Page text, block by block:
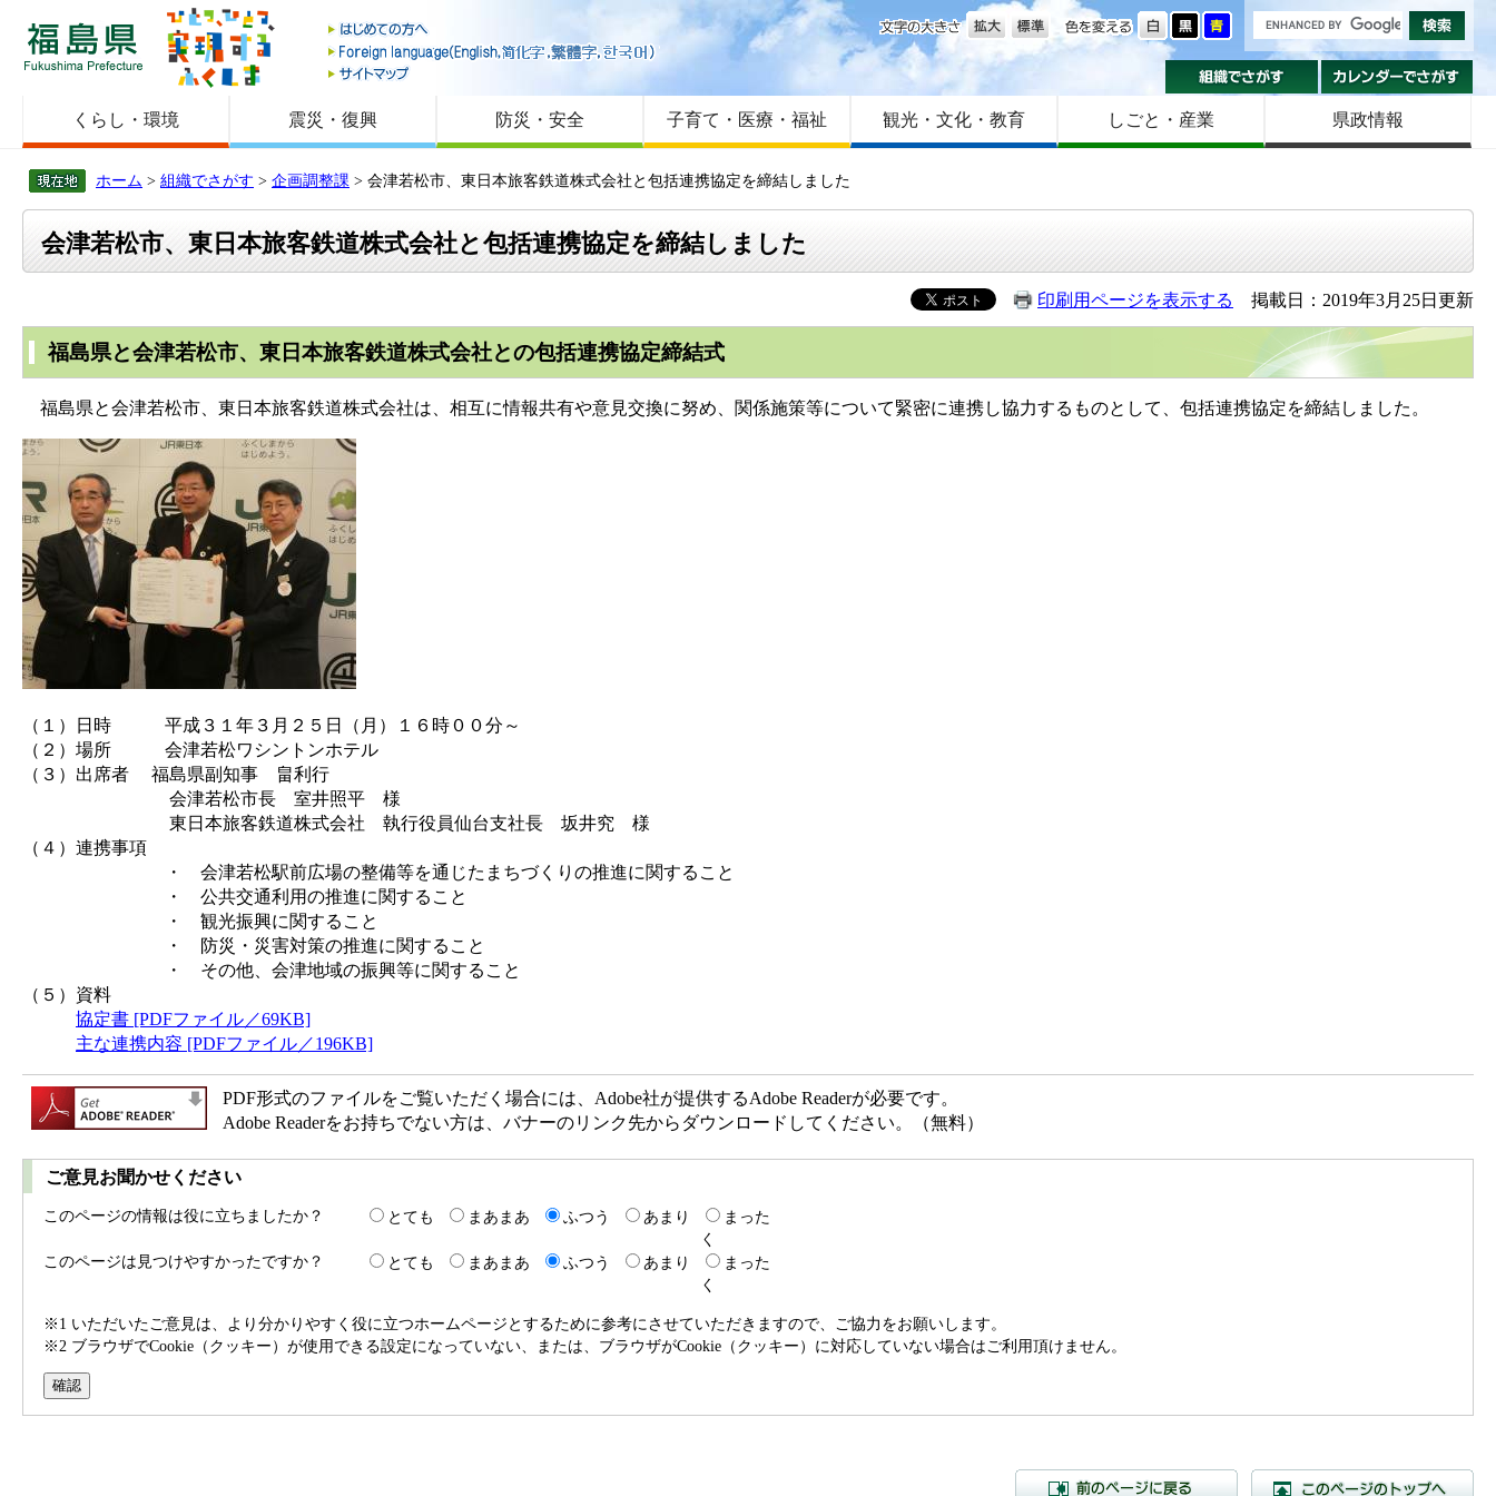
福島県
はじめての方へ
Foreign language
サイトマップ
色を変える
文字の大きさ
組織でさがす
くらし・環境 震災・復興 防災・安全 子育て・医療・福祉 観光・文化・教育 しごと・産業 県政情報
ホーム > 組織でさがす > 企画調整課 > 会津若松市、東日本旅客鉄道株式会社と包括連携協定を締結しました
会津若松市、東日本旅客鉄道株式会社と包括連携協定を締結しました
印刷用ページを表示する 掲載日：2019年3月25日更新
福島県と会津若松市、東日本旅客鉄道株式会社との包括連携協定締結式
福島県と会津若松市、東日本旅客鉄道株式会社は、相互に情報共有や意見交換に努め、関係施策等について緊密に連携し協力するものとして、包括連携協定を締結しました。
（１）日時 平成３１年３月２５日（月）１６時００分～
（２）場所 会津若松ワシントンホテル
（３）出席者 福島県副知事 畠利行
会津若松市長 室井照平 様
東日本旅客鉄道株式会社 執行役員仙台支社長 坂井究 様
（４）連携事項
・ 会津若松駅前広場の整備等を通じたまちづくりの推進に関すること
・ 公共交通利用の推進に関すること
・ 観光振興に関すること
・ 防災・災害対策の推進に関すること
・ その他、会津地域の振興等に関すること
（５）資料
協定書 [PDFファイル／69KB]
主な連携内容 [PDFファイル／196KB]
PDF形式のファイルをご覧いただく場合には、Adobe社が提供するAdobe Readerが必要です。
Adobe Readerをお持ちでない方は、バナーのリンク先からダウンロードしてください。（無料）
ご意見お聞かせください
このページの情報は役に立ちましたか？ とても まあまあ ふつう あまり
まった
く
このページは見つけやすかったですか？
とても まあまあ ふつう あまり
まった
く
※1 いただいたご意見は、より分かりやすく役に立つホームページとするために参考にさせていただきますので、ご協力をお願いします。
※2 ブラウザでCookie（クッキー）が使用できる設定になっていない、または、ブラウザがCookie（クッキー）に対応していない場合はご利用頂けません。
前のページに戻る